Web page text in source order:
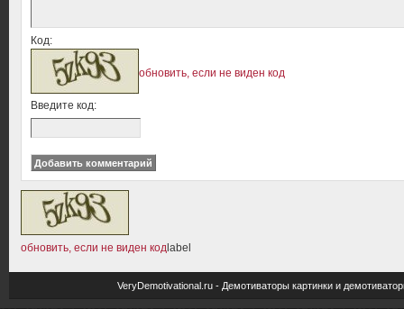
Код:
обновить, если не виден код
Введите код:
обновить, если не виден кодlabel
VeryDemotivational.ru - Демотиваторы картинки и